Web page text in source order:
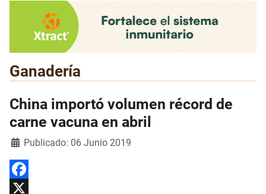
Ganadería
China importó volumen récord de
carne vacuna en abril
Detalles
Publicado: 06 Junio 2019
Facebook